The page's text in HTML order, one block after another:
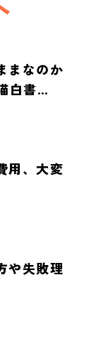
まなのか
白書
用、大変
や失敗理